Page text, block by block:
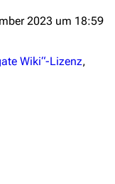
2023 um 18:59
Wiki“-Lizenz,